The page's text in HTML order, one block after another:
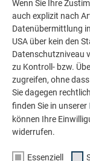
Fassade.
MEHR
Wenn Sie Ihre
auch explizit nach
Datenübermittlung
USA über kein den
Datenschutzniveau
zu Kontroll- bzw.
zugreifen, ohne
Sie dagegen
finden Sie in unserer
können Ihre
widerrufen.
Essenziell